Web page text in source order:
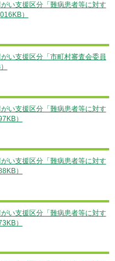
い支援区分「難病患者等に対す
）
い支援区分「市町村審査会委員
い支援区分「難病患者等に対す
）
い支援区分「難病患者等に対す
）
い支援区分「難病患者等に対す
）